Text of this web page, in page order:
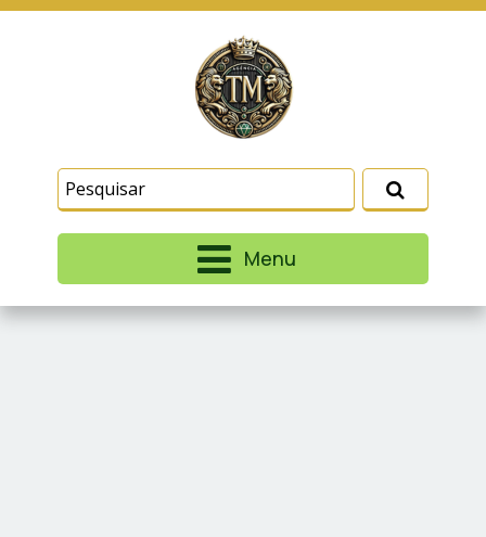
Menu
similares para lembrar e entender como você usa
nosso site, analisar seu uso de nossos produtos
e serviços, ajudar com nossos esforços de
marketing e fornecer conteúdo de terceiros. Leia
Termos e CondiçõesePolítica de